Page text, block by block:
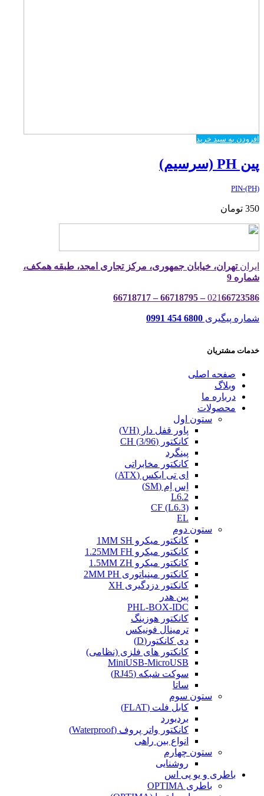
افزودن به سبد خرید
پین PH (سرسیم)
PIN-(PH)
350 تومان
ایرانتهران، خیابان جمهوری، مرکز تجاری امجد، طبقه همکف،
شماره 9
02166723586 – 66718795 – 66718717
شماره پیگیری 6800 454 0991
خدمات مشتریان
صفحه اصلی
وبلاگ
درباره ما
محصولات
ستون اول
پاور قفل دار (VH)
کانکتور (3/96) CH
پینگرد
کانکتور مخابراتی
ای تی ایکس (ATX)
اِس اِم (SM)
L6.2
CF (L6.3)
EL
ستون دوم
کانکتور میکرو 1MM SH
کانکتور میکرو 1.25MM FH
کانکتور میکرو 1.5MM ZH
کانکتور مینیاتوری 2MM PH
کانکتور دزدگیری XH
پین هدر
PHL-BOX-IDC
کانکتور هوزینگ
ترمینال فونیکس
دی کانکتور(D)
کانکتور های فلزی (نظامی)
MiniUSB-MicroUSB
سوکت شبکه (RJ45)
ساتا
ستون سوم
کابل فلت (FLAT)
بردبورد
کانکتور واتر پروف (Waterproof)
انواع بین راهی
ستون چهارم
روشنایی
باطری و یو پی اس
باطری OPTIMA